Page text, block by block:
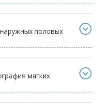
половых
мягких